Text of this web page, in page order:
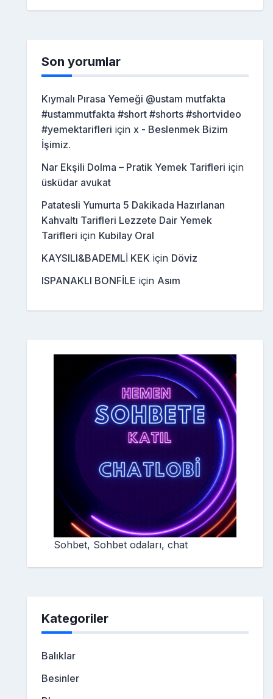
Son yorumlar
Kıymalı Pırasa Yemeği @ustam mutfakta
#ustammutfakta #short #shorts #shortvideo
#yemektarifleri için x - Beslenmek Bizim
İşimiz.
Nar Ekşili Dolma – Pratik Yemek Tarifleri için
üsküdar avukat
Patatesli Yumurta 5 Dakikada Hazırlanan
Kahvaltı Tarifleri Lezzete Dair Yemek
Tarifleri için Kubilay Oral
KAYSILI&BADEMLİ KEK için Döviz
ISPANAKLI BONFİLE için Asım
Sohbet, Sohbet odaları, chat
Kategoriler
Balıklar
Besinler